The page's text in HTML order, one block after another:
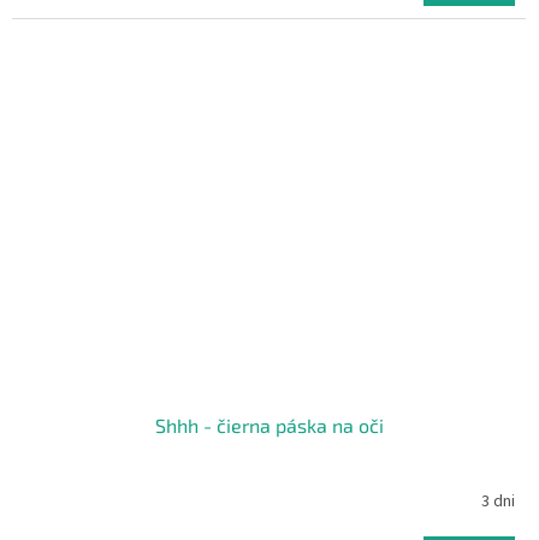
Shhh - čierna páska na oči
3 dni